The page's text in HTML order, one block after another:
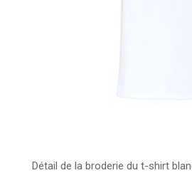
Détail de la broderie du t-shirt